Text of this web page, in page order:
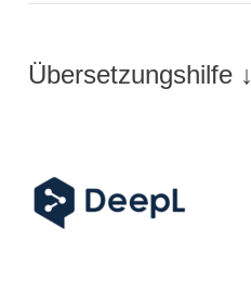
Übersetzungshilfe ↓